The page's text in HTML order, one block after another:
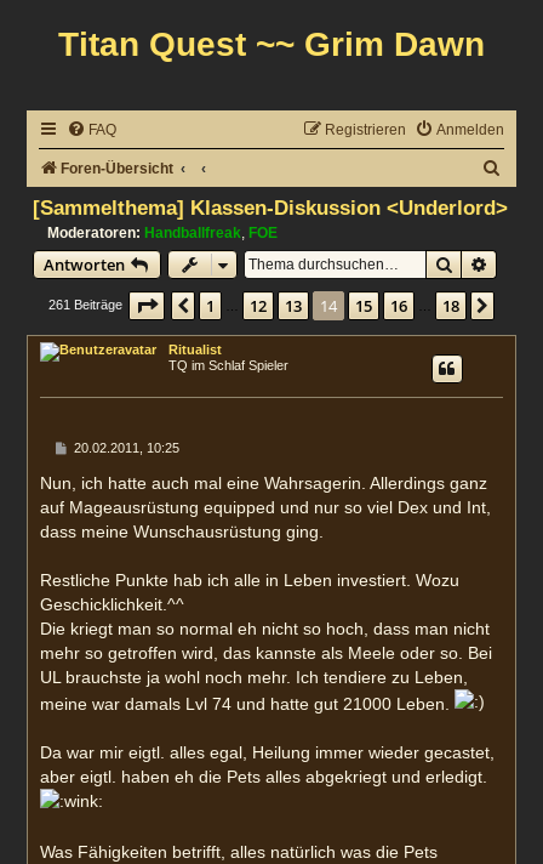
Titan Quest ~~ Grim Dawn
FAQ Anmelden
Registrieren
Foren-Übersicht
[Sammelthema] Klassen-Diskussion <Underlord>
Moderatoren: Handballfreak ,FOE
Antworten Suche
261 Beiträge Seite 14von18
Vorherige
1 12 13 14 15 16 18
Ritualist
TQ im Schlaf Spieler
B
i
t
r
g
20.02.2011, 10:25
Nun, ich hatte auch mal eine Wahrsagerin. Allerdings ganz
auf Mageausrüstung equipped und nur so viel Dex und Int,
dass meine Wunschausrüstung ging.
Restliche Punkte hab ich alle in Leben investiert. Wozu
Geschicklichkeit.^^
Die kriegt man so normal eh nicht so hoch, dass man nicht
mehr so getroffen wird, das kannste als Meele oder so. Bei
UL brauchste ja wohl noch mehr. Ich tendiere zu Leben,
meine war damals Lvl 74 und hatte gut 21000 Leben.
Da war mir eigtl. alles egal, Heilung immer wieder gecastet,
aber eigtl. haben eh die Pets alles abgekriegt und erledigt.
Was Fähigkeiten betrifft, alles natürlich was die Pets